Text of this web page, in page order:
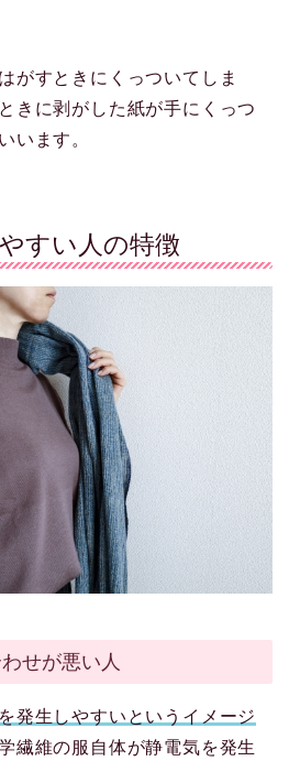
がすときにくっついてしま
きに剥がした紙が手にくっつ
います。
すい人の特徴
せが悪い人
発生しやすいというイメージ
学繊維の服自体が静電気を発生